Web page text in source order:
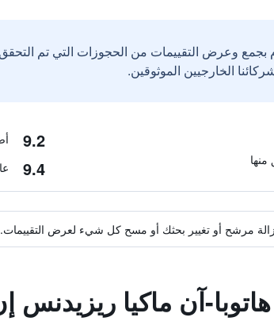
بجمع وعرض التقييمات من الحجوزات التي تم
9.2
9.4
مرشح أو تغيير بحثك أو مسح كل شيء لعرض التقييمات.
آن ماكيا ريزيدنس